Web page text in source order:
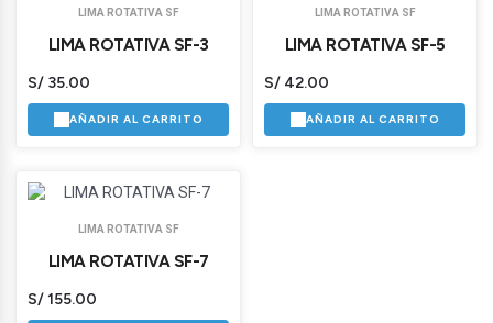
LIMA ROTATIVA SF
LIMA ROTATIVA SF-3
S/ 35.00
AÑADIR AL CARRITO
LIMA ROTATIVA SF
LIMA ROTATIVA SF-5
S/ 42.00
AÑADIR AL CARRITO
LIMA ROTATIVA SF
LIMA ROTATIVA SF-7
S/155.00